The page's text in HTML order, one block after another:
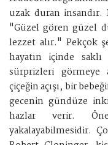
uzak duran
"Güzel gören güzel
lezzet alır." Pekçok
hayatın içinde
sürprizleri görmeye
çiçeğin açışı, bir
gecenin gündüze
hazlar verir.
yakalayabilmesidir.